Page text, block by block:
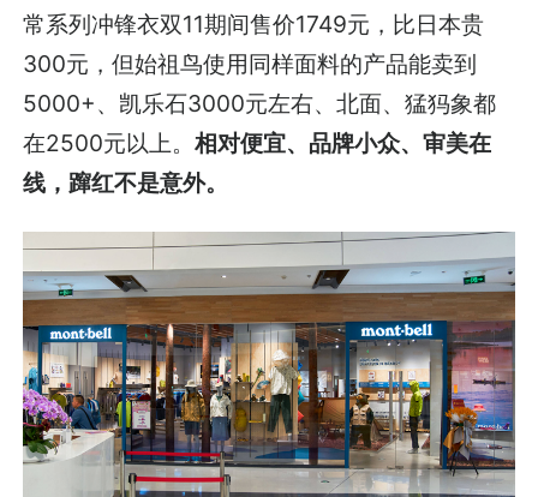
常系列冲锋衣双11期间售价1749元，比日本贵
300元，但始祖鸟使用同样面料的产品能卖到
5000+、凯乐石3000元左右、北面、猛犸象都
在2500元以上。相对便宜、品牌小众、审美在
线，蹿红不是意外。